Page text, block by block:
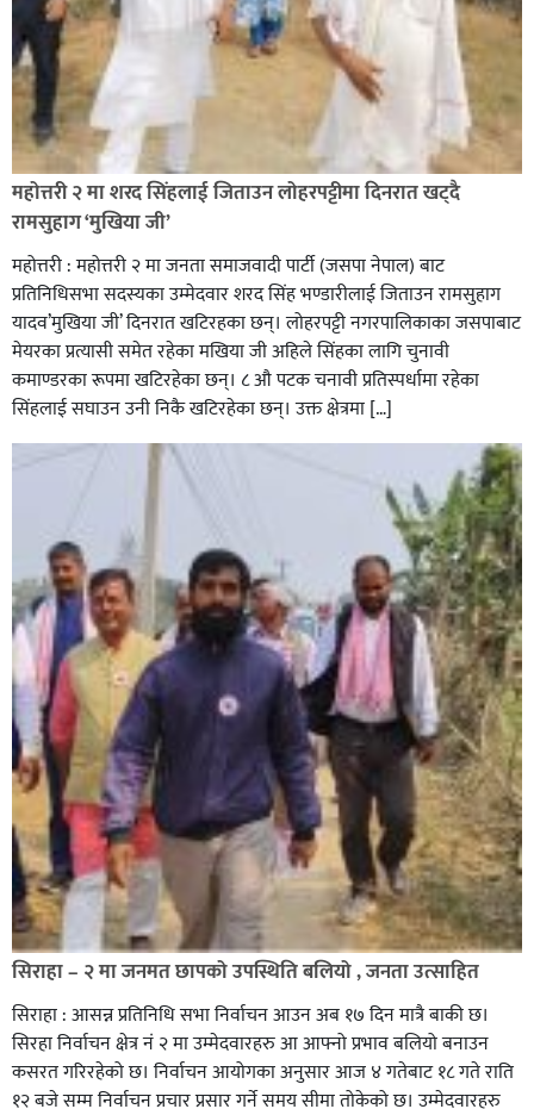
रक्तदान सेवामा जिल्लामै दोस्रो स्थान ल्याएकोमा जनमत नेताद्वय
रेडक्रस सिराहा द्वारा सम्मानित
सिराहाको औरहीमा जेन-जी भेला सम्पन्न
महोत्तरी २ मा शरद सिंहलाई जिताउन लोहरपट्टीमा दिनरात खट्दै
रामसुहाग ‘मुखिया जी’
महोत्तरी : महोत्तरी २ मा जनता समाजवादी पार्टी (जसपा नेपाल) बाट
प्रतिनिधिसभा सदस्यका उम्मेदवार शरद सिंह भण्डारीलाई जिताउन रामसुहाग
यादव’मुखिया जी’ दिनरात खटिरहका छन्। लोहरपट्टी नगरपालिकाका जसपाबाट
मेयरका प्रत्यासी समेत रहेका मखिया जी अहिले सिंहका लागि चुनावी
कमाण्डरका रूपमा खटिरहेका छन्। ८ औ पटक चनावी प्रतिस्पर्धामा रहेका
सिंहलाई सघाउन उनी निकै खटिरहेका छन्। उक्त क्षेत्रमा […]
सिराहा – २ मा जनमत छापको उपस्थिति बलियो , जनता उत्साहित
सिराहा : आसन्न प्रतिनिधि सभा निर्वाचन आउन अब १७ दिन मात्रै बाकी छ।
सिरहा निर्वाचन क्षेत्र नं २ मा उम्मेदवारहरु आ आफ्नो प्रभाव बलियो बनाउन
कसरत गरिरहेको छ। निर्वाचन आयोगका अनुसार आज ४ गतेबाट १८ गते राति
१२ बजे सम्म निर्वाचन प्रचार प्रसार गर्ने समय सीमा तोकेको छ। उम्मेदवारहरु